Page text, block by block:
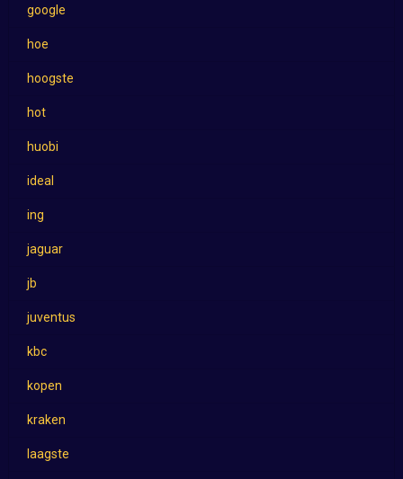
google
hoe
hoogste
hot
huobi
ideal
ing
jaguar
jb
juventus
kbc
kopen
kraken
laagste